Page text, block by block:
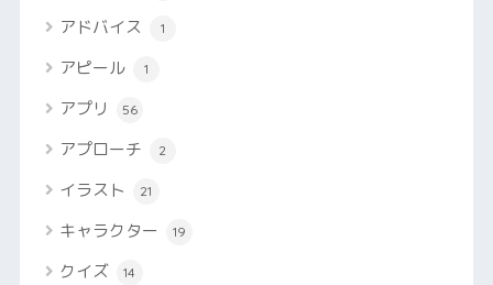
アドバイス 1
アピール 1
アプリ 56
アプローチ 2
イラスト 21
キャラクター 19
クイズ 14